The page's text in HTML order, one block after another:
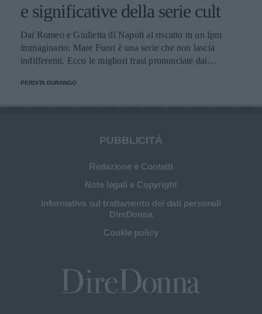
e significative della serie cult
Dai Romeo e Giulietta di Napoli al riscatto in un Ipm
immaginario: Mare Fuori è una serie che non lascia
indifferenti. Ecco le migliori frasi pronunciate dai
PERDITA DURANGO
PUBBLICITÀ
Redazione e Contatti
Note legali e Copyright
Informativa sul trattamento dei dati personali
DireDonna
Cookie policy